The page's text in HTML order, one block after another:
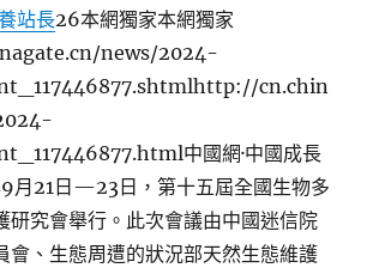
站長26本網獨家本網獨家
news/2024-
cn.chin
中國網·中國成長
月21日—23日，第十五屆全國生物多
研究會舉行。此次會議由中國迷信院
會、生態周遭的狀況部天然生態維護